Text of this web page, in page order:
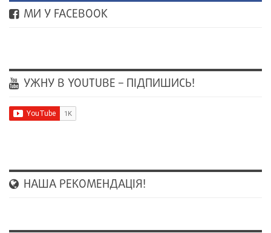
МИ У FACEBOOK
УЖНУ В YOUTUBE – ПІДПИШИСЬ!
НАША РЕКОМЕНДАЦІЯ!